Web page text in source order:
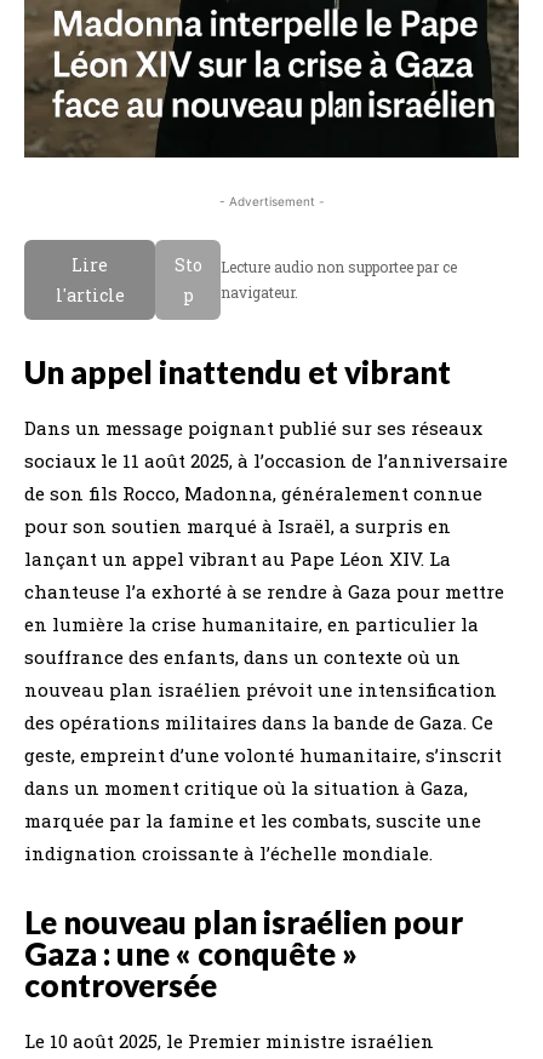
- Advertisement -
Lire
l'article
Sto
p
Lecture audio non supportee par ce
navigateur.
Un appel inattendu et vibrant
Dans un message poignant publié sur ses réseaux
sociaux le 11 août 2025, à l’occasion de l’anniversaire
de son fils Rocco, Madonna, généralement connue
pour son soutien marqué à Israël, a surpris en
lançant un appel vibrant au Pape Léon XIV. La
chanteuse l’a exhorté à se rendre à Gaza pour mettre
en lumière la crise humanitaire, en particulier la
souffrance des enfants, dans un contexte où un
nouveau plan israélien prévoit une intensification
des opérations militaires dans la bande de Gaza. Ce
geste, empreint d’une volonté humanitaire, s’inscrit
dans un moment critique où la situation à Gaza,
marquée par la famine et les combats, suscite une
indignation croissante à l’échelle mondiale.
Le nouveau plan israélien pour
Gaza : une « conquête »
controversée
Le 10 août 2025, le Premier ministre israélien